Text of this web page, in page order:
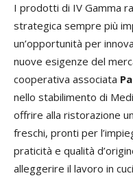
I prodotti di IV Gamma
strategica sempre più
un’opportunità per
nuove esigenze del
cooperativa associata
nello stabilimento di
offrire alla ristorazione
freschi, pronti per
praticità e qualità
alleggerire il lavoro in